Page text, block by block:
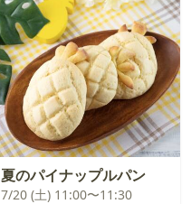
夏のパイナップルパン
7/20 (土) 11:00〜11:30